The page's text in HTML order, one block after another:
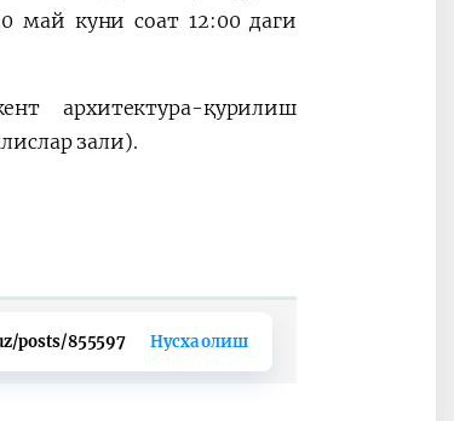
май куни соат 12:00 даги
архитектура-қурилиш
зали).
posts/855597 Нусха олиш